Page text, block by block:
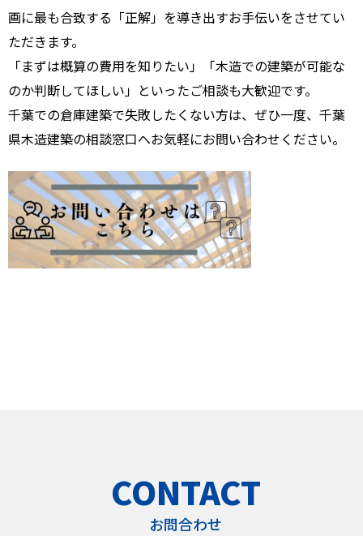
画に最も合致する「正解」を導き出すお手伝いをさせてい
ただきます。
「まずは概算の費用を知りたい」「木造での建築が可能な
のか判断してほしい」といったご相談も大歓迎です。
千葉での倉庫建築で失敗したくない方は、ぜひ一度、千葉
県木造建築の相談窓口へお気軽にお問い合わせください。
CONTACT
お問合わせ